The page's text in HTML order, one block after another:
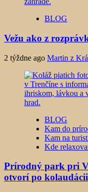
BLOG
Vežu ako z
2 týždne ago Martin z
BLOG
Kam do
Kam na
Kde
Prírodný park pri
otvorí po kolaudácii